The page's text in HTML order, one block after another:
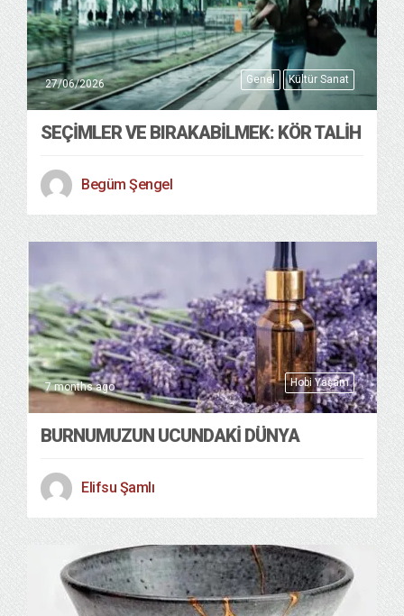
Genel Kültür Sanat
27/06/2026
SEÇIMLER VE BIRAKABILMEK: KÖR TALIH
Begüm Şengel
Hobi Yaşam
7 months ago
BURNUMUZUN UCUNDAKİ DÜNYA
Elifsu Şamlı